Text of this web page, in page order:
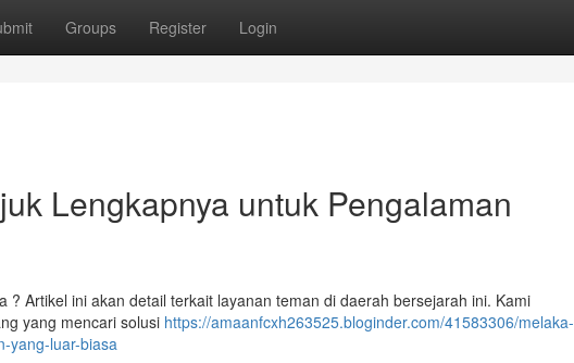
Groups Register Login
Lengkapnya untuk Pengalaman
? Artikel ini akan detail terkait layanan teman di daerah bersejarah ini. Kami
yang mencari solusi https://amaanfcxh263525.bloginder.com/41583306/melaka-
yang-luar-biasa